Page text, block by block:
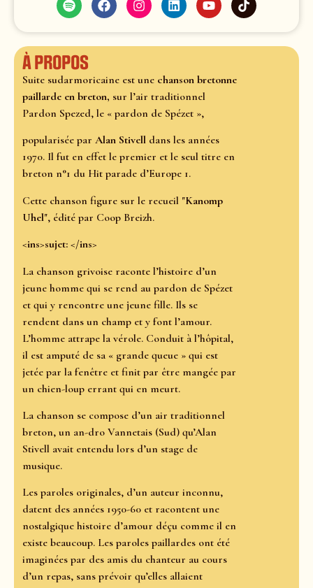
À propos
Suite sudarmoricaine est une chanson bretonne
paillarde en breton, sur l’air traditionnel
Pardon Spezed, le « pardon de Spézet »,
popularisée par Alan Stivell dans les années
1970. Il fut en effet le premier et le seul titre en
breton n°1 du Hit parade d’Europe 1.
Cette chanson figure sur le recueil "Kanomp
Uhel", édité par Coop Breizh.
<ins>sujet: </ins>
La chanson grivoise raconte l’histoire d’un
jeune homme qui se rend au pardon de Spézet
et qui y rencontre une jeune fille. Ils se
rendent dans un champ et y font l’amour.
L’homme attrape la vérole. Conduit à l’hôpital,
il est amputé de sa « grande queue » qui est
jetée par la fenêtre et finit par être mangée par
un chien-loup errant qui en meurt.
La chanson se compose d’un air traditionnel
breton, un an-dro Vannetais (Sud) qu’Alan
Stivell avait entendu lors d’un stage de
musique.
Les paroles originales, d’un auteur inconnu,
datent des années 1950-60 et racontent une
nostalgique histoire d’amour déçu comme il en
existe beaucoup. Les paroles paillardes ont été
imaginées par des amis du chanteur au cours
d’un repas, sans prévoir qu’elles allaient